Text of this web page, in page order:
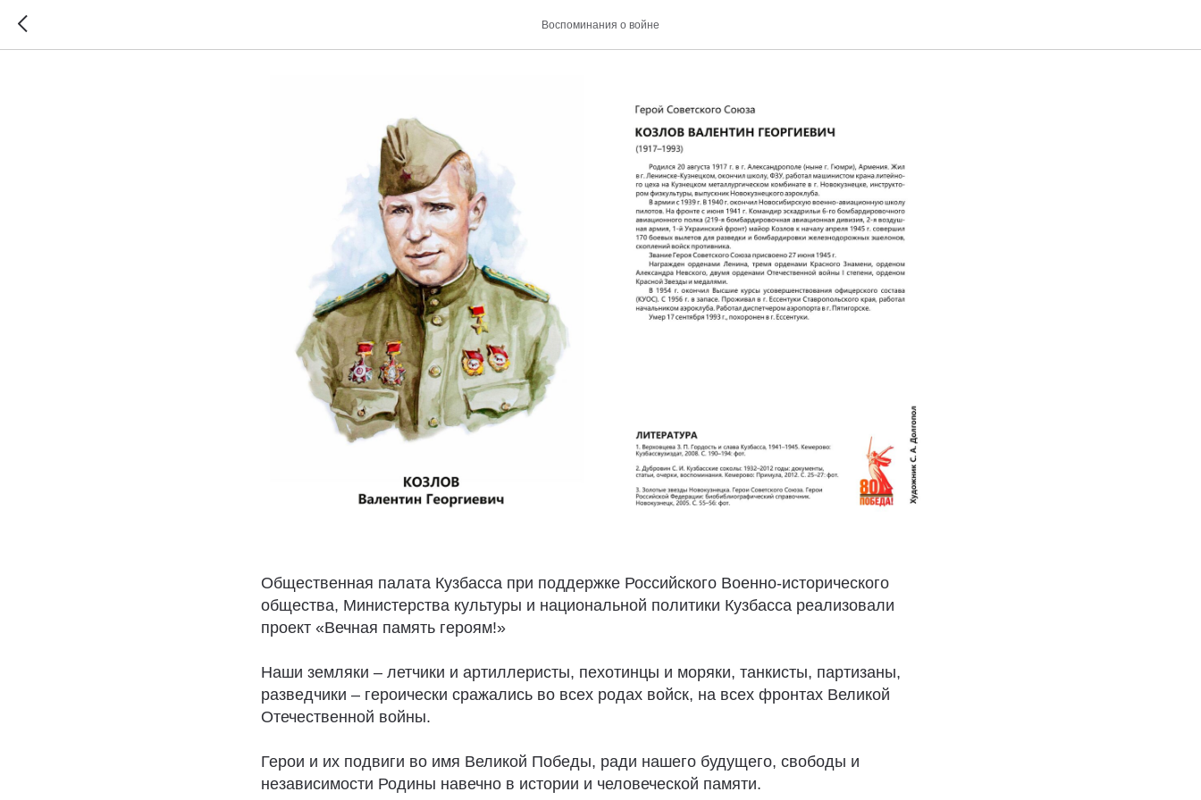
Воспоминания о войне
Козлов Валентин Георгиевич (1917-1993)
Общественная палата Кузбасса при поддержке Российского Военно-исторического
общества, Министерства культуры и национальной политики Кузбасса реализовали
проект «Вечная память героям!»
Наши земляки – летчики и артиллеристы, пехотинцы и моряки, танкисты, партизаны,
разведчики – героически сражались во всех родах войск, на всех фронтах Великой
Отечественной войны.
Герои и их подвиги во имя Великой Победы, ради нашего будущего, свободы и
независимости Родины навечно в истории и человеческой памяти.